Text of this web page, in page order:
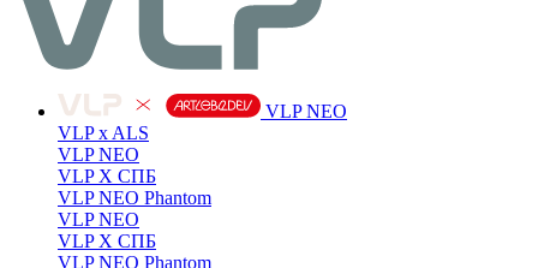
VLP NEO
VLP x ALS
VLP NEO
VLP X СПБ
VLP NEO Phantom
VLP NEO
VLP X СПБ
VLP NEO Phantom